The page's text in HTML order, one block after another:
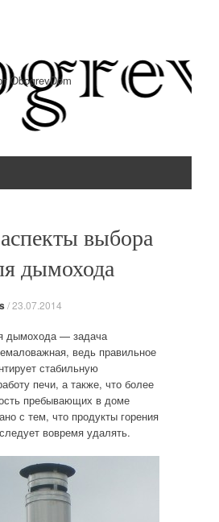
ObogrevDom
выбора
дымохода
/23.07.2014
дымохода — задача
ведь правильное
стабильную
печи, а также, что более
пребывающих в доме
с тем, что продукты горения
вовремя удалять.